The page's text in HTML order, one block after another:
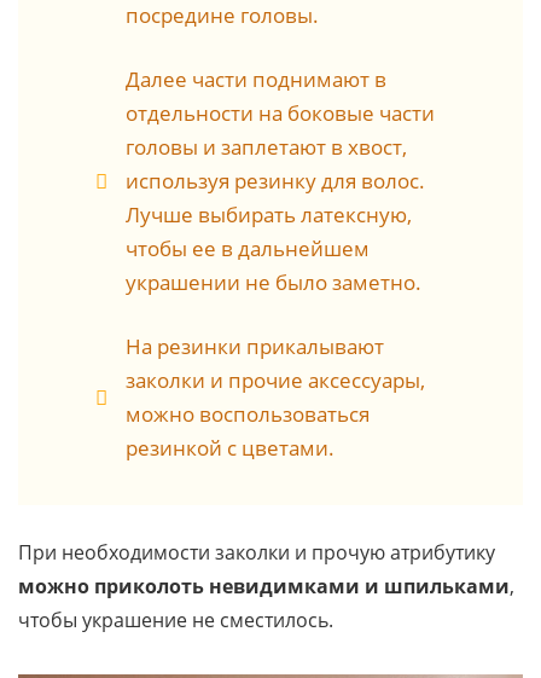
посредине головы.
Далее части поднимают в
отдельности на боковые части
головы и заплетают в хвост,
используя резинку для волос.
Лучше выбирать латексную,
чтобы ее в дальнейшем
украшении не было заметно.
На резинки прикалывают
заколки и прочие аксессуары,
можно воспользоваться
резинкой с цветами.
При необходимости заколки и прочую атрибутику
можно приколоть невидимками и шпильками,
чтобы украшение не сместилось.